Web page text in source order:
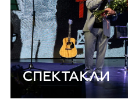
СПЕКТАКЛИ
КОНТАКТЫ